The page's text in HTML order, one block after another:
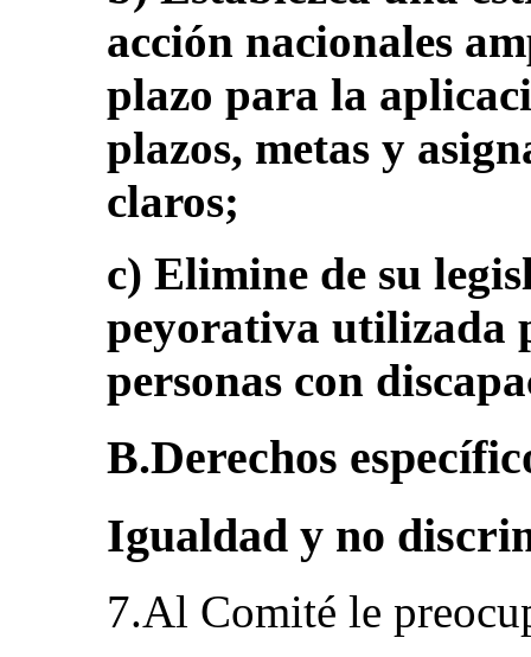
acción nacionales
plazo para la
plazos, metas y
claros;
c) Elimine de su
peyorativa utilizada
personas con
B.Derechos
Igualdad y no
7.Al Comité le